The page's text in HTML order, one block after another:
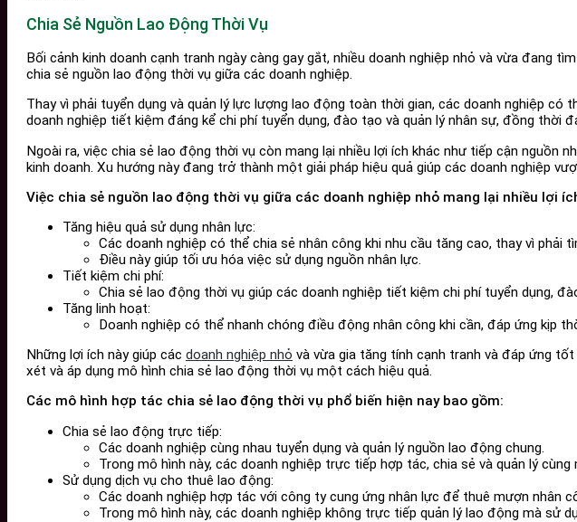
Chia Sẻ Nguồn Lao Động Thời Vụ
Bối cảnh kinh doanh cạnh tranh ngày càng gay gắt, nhiều doanh nghiệp nhỏ và vừa đang
chia sẻ nguồn lao động thời vụ giữa các doanh nghiệp.
Thay vì phải tuyển dụng và quản lý lực lượng lao động toàn thời gian, các doanh nghiệp
doanh nghiệp tiết kiệm đáng kể chi phí tuyển dụng, đào tạo và quản lý nhân sự, đồng thời
Ngoài ra, việc chia sẻ lao động thời vụ còn mang lại nhiều lợi ích khác như tiếp cận
kinh doanh. Xu hướng này đang trở thành một giải pháp hiệu quả giúp các doanh nghiệp
Việc chia sẻ nguồn lao động thời vụ giữa các doanh nghiệp nhỏ mang lại nhiều lợi
Tăng hiệu quả sử dụng nhân lực:
Các doanh nghiệp có thể chia sẻ nhân công khi nhu cầu tăng cao, thay vì phải
Điều này giúp tối ưu hóa việc sử dụng nguồn nhân lực.
Tiết kiệm chi phí:
Chia sẻ lao động thời vụ giúp các doanh nghiệp tiết kiệm chi phí tuyển dụng,
Tăng linh hoạt:
Doanh nghiệp có thể nhanh chóng điều động nhân công khi cần, đáp ứng kịp
Những lợi ích này giúp các doanh nghiệp nhỏ và vừa gia tăng tính cạnh tranh và đáp ứng
xét và áp dụng mô hình chia sẻ lao động thời vụ một cách hiệu quả.
Các mô hình hợp tác chia sẻ lao động thời vụ phổ biến hiện nay bao gồm:
Chia sẻ lao động trực tiếp:
Các doanh nghiệp cùng nhau tuyển dụng và quản lý nguồn lao động chung.
Trong mô hình này, các doanh nghiệp trực tiếp hợp tác, chia sẻ và quản lý
Sử dụng dịch vụ cho thuê lao động:
Các doanh nghiệp hợp tác với công ty cung ứng nhân lực để thuê mượn nhân
Trong mô hình này, các doanh nghiệp không trực tiếp quản lý lao động mà sử